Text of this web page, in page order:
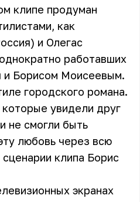
клипе продуман
как
и Олегас
работавших
и Борисом Моисеевым.
городского романа.
увидели друг
не смогли быть
любовь через всю
клипа Борис
экранах